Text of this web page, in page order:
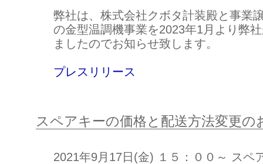
弊社は、株式会社クボタ計装殿と事業
の金型温調機事業を2023年1月より弊
ましたのでお知らせ致します。
プレスリリース
スペアキーの価格と配送方法変更の
2021年9月17日(金) １５：００～ スペ